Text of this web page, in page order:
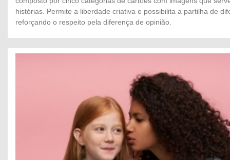
histórias. Permite a liberdade criativa e possibilita a partilha de
reforçando o respeito pela diferença de opinião.